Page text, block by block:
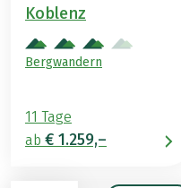
Koblenz
Bergwandern
11 Tage
ab € 1.259,–